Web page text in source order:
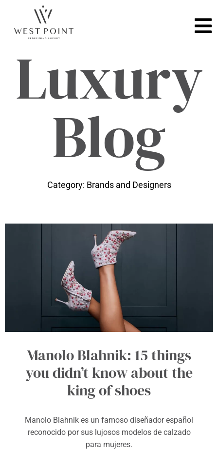
Luxury
Blog
Category: Brands and Designers
Manolo Blahnik: 15 things
you didn’t know about the
king of shoes
Manolo Blahnik es un famoso diseñador español
reconocido por sus lujosos modelos de calzado
para mujeres.